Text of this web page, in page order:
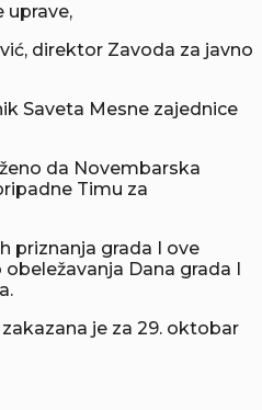
uprave,
direktor Zavoda za javno
Saveta Mesne zajednice
da Novembarska
Timu za
priznanja grada I ove
Dana grada I
je za 29. oktobar